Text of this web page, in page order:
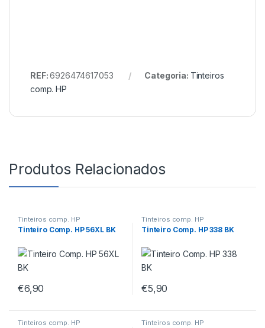
REF:6926474617053 Categoria: Tinteiros
comp. HP
Produtos Relacionados
Tinteiros comp. HP
Tinteiro Comp. HP 56XL BK
€6,90
Tinteiros comp. HP
Tinteiro Comp. HP 338 BK
€5,90
Tinteiros comp. HP Tinteiros comp. HP